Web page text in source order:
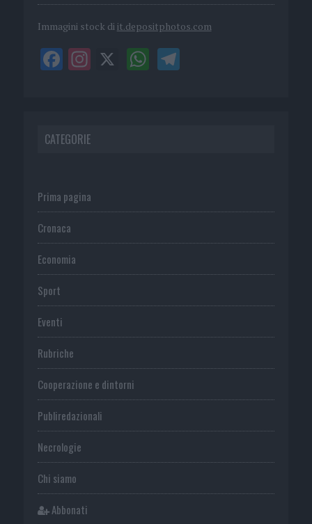
Immagini stock di it.depositphotos.com
CATEGORIE
Prima pagina
Cronaca
Economia
Sport
Eventi
Rubriche
Cooperazione e dintorni
Publiredazionali
Necrologie
Chi siamo
Abbonati